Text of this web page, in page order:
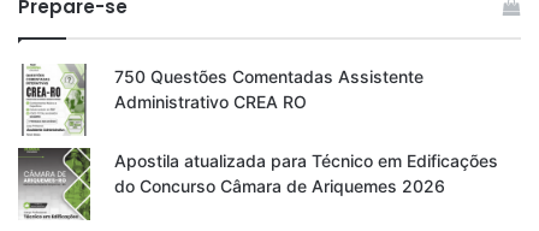
Prepare-se
750 Questões Comentadas Assistente
Administrativo CREA RO
Apostila atualizada para Técnico em Edificações
do Concurso Câmara de Ariquemes 2026